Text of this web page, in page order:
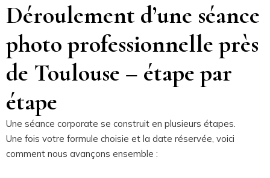
Déroulement d’une séance
photo professionnelle près
de Toulouse – étape par
étape
Une séance corporate se construit en plusieurs étapes.
Une fois votre formule choisie et la date réservée, voici
comment nous avançons ensemble :